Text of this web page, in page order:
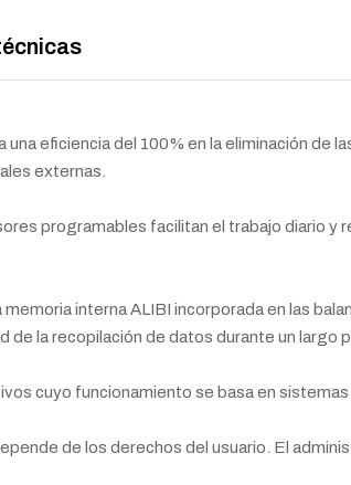
eficiencia del 100% en la eliminación de
externas.
programables facilitan el trabajo diario y
interna ALIBI incorporada en las
la recopilación de datos durante un largo
cuyo funcionamiento se basa en sistemas
de los derechos del usuario. El